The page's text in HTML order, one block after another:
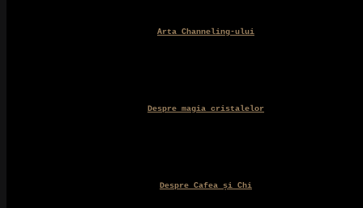
Arta Channeling-ului
Despre magia cristalelor
Despre Cafea și Chi